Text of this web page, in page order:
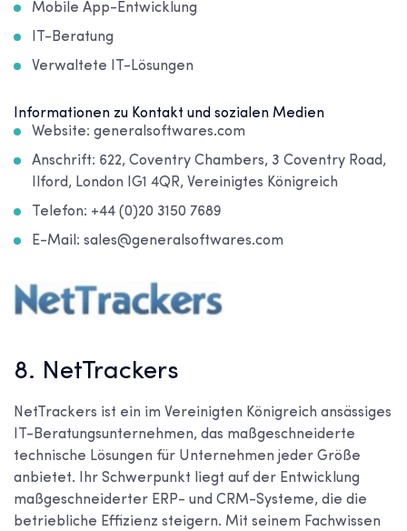
Mobile App-Entwicklung
IT-Beratung
Verwaltete IT-Lösungen
Informationen zu Kontakt und sozialen Medien
Website: generalsoftwares.com
Anschrift: 622, Coventry Chambers, 3 Coventry Road,
Ilford, London IG1 4QR, Vereinigtes Königreich
Telefon: +44 (0)20 3150 7689
E-Mail: sales@generalsoftwares.com
8. NetTrackers
NetTrackers ist ein im Vereinigten Königreich ansässiges
IT-Beratungsunternehmen, das maßgeschneiderte
technische Lösungen für Unternehmen jeder Größe
anbietet. Ihr Schwerpunkt liegt auf der Entwicklung
maßgeschneiderter ERP- und CRM-Systeme, die die
betriebliche Effizienz steigern. Mit seinem Fachwissen